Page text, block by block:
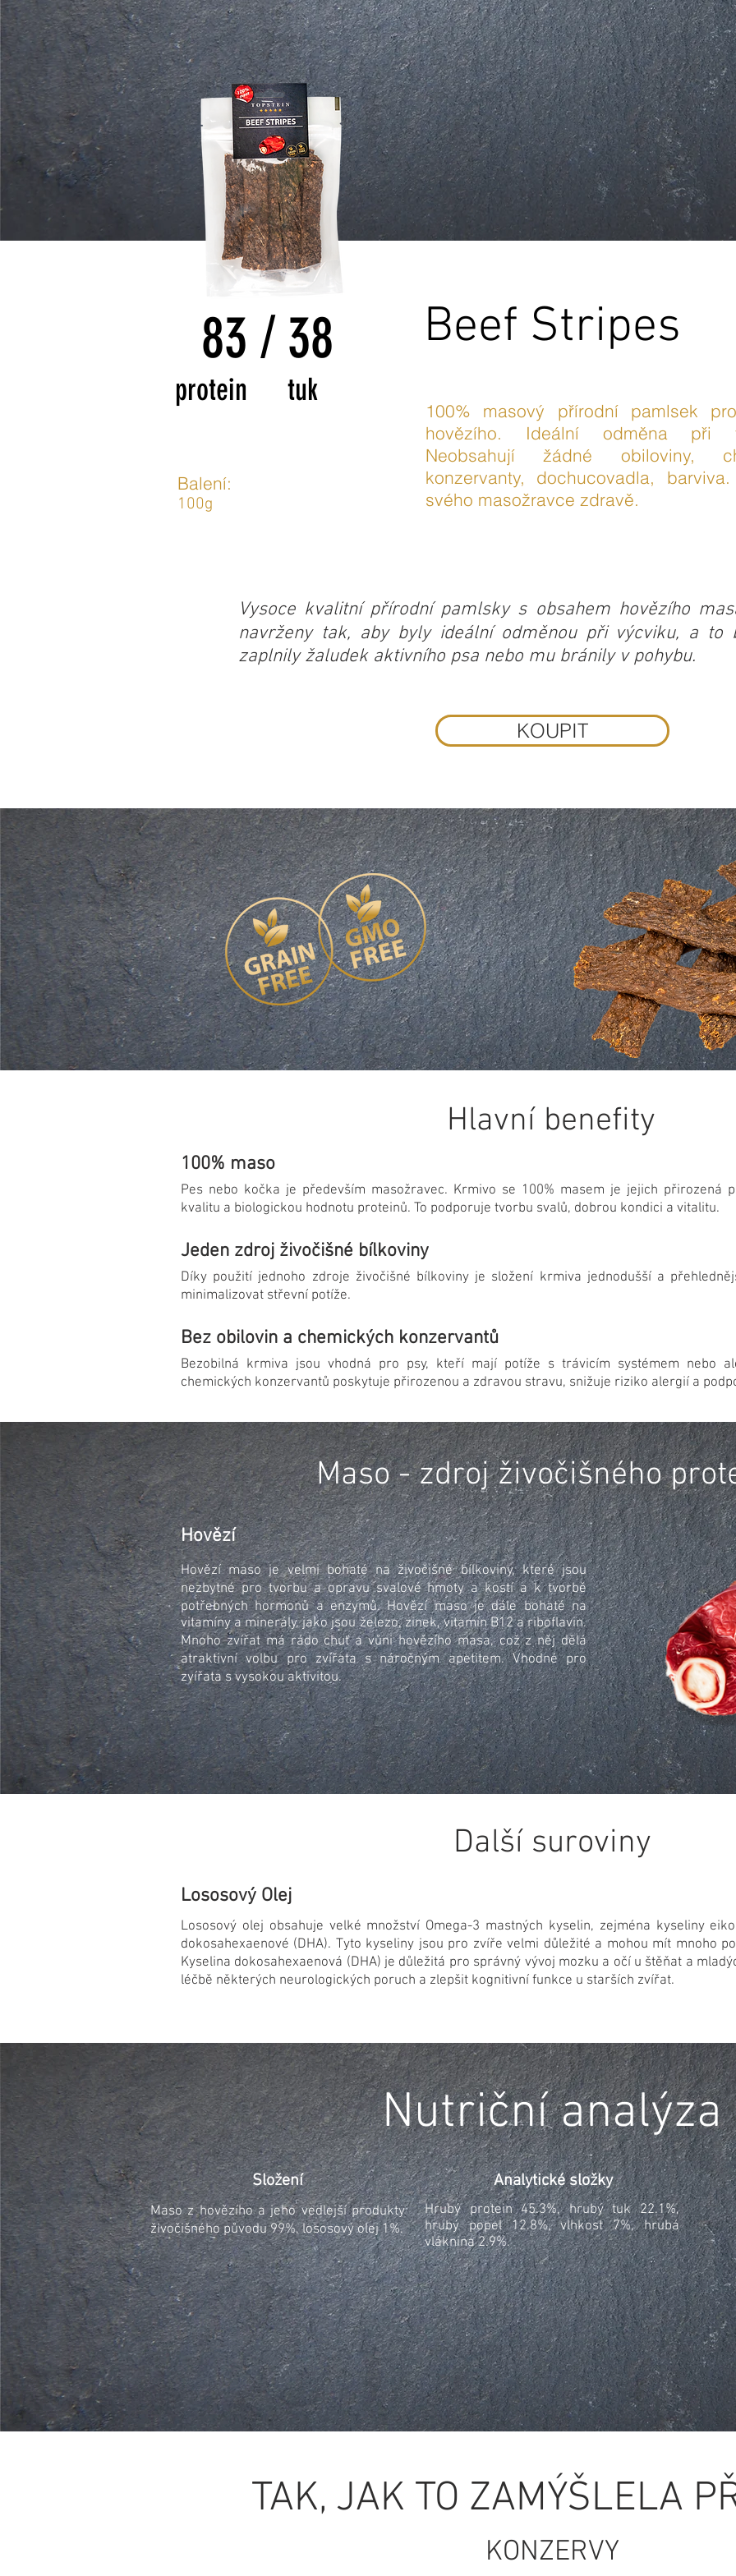
83 / 38
protein tuk
Balení:
100g
Beef Stripes
100% masový přírodní pamlsek
hovězího. Ideální odměna při
Neobsahují žádné obiloviny,
konzervanty, dochucovadla,
svého masožravce zdravě.
Vysoce kvalitní přírodní pamlsky s obsahem hovězího
navrženy tak, aby byly ideální odměnou při výcviku, a to
zaplnily žaludek aktivního psa nebo mu bránily v pohybu.
KOUPIT
Hlavní benefity
100% maso
Pes nebo kočka je především masožravec. Krmivo se 100% masem je jejich přirozená
kvalitu a biologickou hodnotu proteinů. To podporuje tvorbu svalů, dobrou kondici a vitalitu.
Jeden zdroj živočišné bílkoviny
Díky použití jednoho zdroje živočišné bílkoviny je složení krmiva jednodušší a
minimalizovat střevní potíže.
Bez obilovin a chemických konzervantů
Bezobilná krmiva jsou vhodná pro psy, kteří mají potíže s trávicím systémem nebo
chemických konzervantů poskytuje přirozenou a zdravou stravu, snižuje riziko alergií a
Maso - zdroj živočišného
Hovězí
Hovězí maso je velmi bohaté na živočišné bílkoviny, které jsou
nezbytné pro tvorbu a opravu svalové hmoty a kostí a k tvorbě
potřebných hormonů a enzymů. Hovězí maso je dále bohaté na
vitamíny a minerály, jako jsou železo, zinek, vitamín B12 a riboflavin.
Mnoho zvířat má rádo chuť a vůni hovězího masa, což z něj dělá
atraktivní volbu pro zvířata s náročným apetitem. Vhodné pro
zvířata s vysokou aktivitou.
Další suroviny
Lososový Olej
Lososový olej obsahuje velké množství Omega-3 mastných kyselin, zejména kyseliny
dokosahexaenové (DHA). Tyto kyseliny jsou pro zvíře velmi důležité a mohou mít mnoho
Kyselina dokosahexaenová (DHA) je důležitá pro správný vývoj mozku a očí u štěňat a
léčbě některých neurologických poruch a zlepšit kognitivní funkce u starších zvířat.
Nutriční analýza
Složení
Maso z hovězího a jeho vedlejší produkty
živočišného původu 99%, lososový olej 1%.
Analytické složky
Hrubý protein 45.3%, hrubý tuk 22.1%,
hrubý popel 12.8%, vlhkost 7%, hrubá
vláknina 2.9%.
TAK, JAK TO ZAMÝŠLELA
KONZERVY